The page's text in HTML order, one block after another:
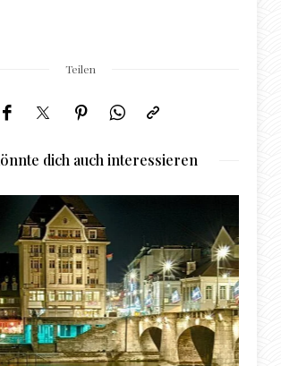
Teilen
dich auch interessieren